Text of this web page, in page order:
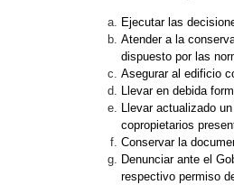
Ejecutar las
Atender a la
dispuesto por las
Asegurar al edificio
Llevar en debida
Llevar actualizado
copropietarios
Conservar la
Denunciar ante el
respectivo permiso